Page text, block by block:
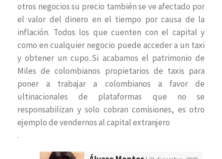
otros negocios su precio también se ve afectado por
el valor del dinero en el tiempo por causa de la
inflación. Todos los que cuenten con el capital y
como en cualquier negocio puede acceder a un taxi
y obtener un cupo..Si acabamos el patrimonio de
Miles de colombianos propietarios de taxis para
poner a trabajar a colombianos a favor de
ultinacionales de plataformas que no se
responsabilizan y solo cobran comisiones, es otro
ejemplo de vendernos al capital extranjero
.